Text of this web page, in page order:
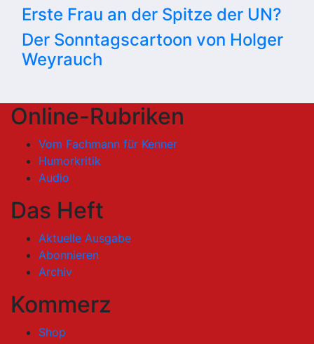
Erste Frau an der Spitze der UN?
Der Sonntagscartoon von Holger
Weyrauch
Online-Rubriken
Vom Fachmann für Kenner
Humorkritik
Audio
Das Heft
Aktuelle Ausgabe
Abonnieren
Archiv
Kommerz
Shop